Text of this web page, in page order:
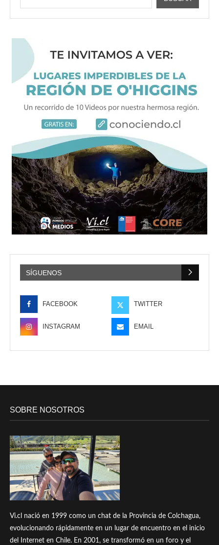
SÍGUENOS
FACEBOOK TWITTER
INSTAGRAM EMAIL
SOBRE NOSOTROS
Vi.cl nació en 1999 como un chat de la Provincia de Colchagua,
evolucionando rápidamente en un lugar de encuentro en el inicio
del Internet en Chile. En 2001, se transformó en un foro y el